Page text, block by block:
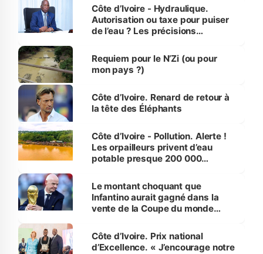
Côte d’Ivoire - Hydraulique.
Autorisation ou taxe pour puiser
de l’eau ? Les précisions
Requiem pour le N’Zi (ou pour
mon pays ?)
Côte d’Ivoire. Renard de retour à
la tête des Éléphants
Côte d’Ivoire - Pollution. Alerte !
Les orpailleurs privent d’eau
potable presque 200 000
Le montant choquant que
Infantino aurait gagné dans la
vente de la Coupe du monde
Côte d’Ivoire. Prix national
d’Excellence. « J’encourage notre